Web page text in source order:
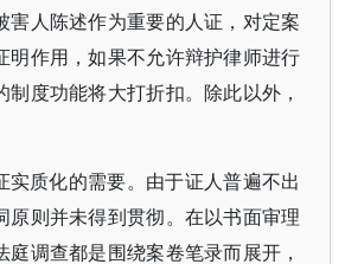
害人陈述作为重要的人证，对定案
明作用，如果不允许辩护律师进行
制度功能将大打折扣。除此以外，
实质化的需要。由于证人普遍不出
原则并未得到贯彻。在以书面审理
庭调查都是围绕案卷笔录而展开，